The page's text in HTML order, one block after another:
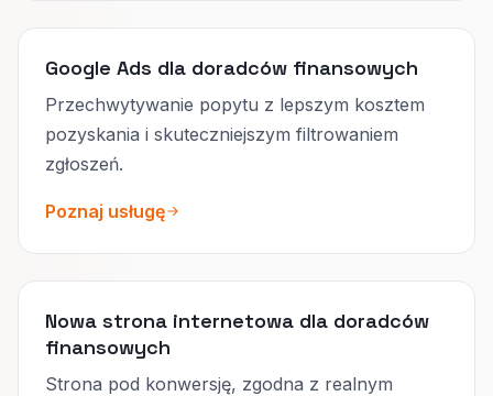
Google Ads dla doradców finansowych
Przechwytywanie popytu z lepszym kosztem
pozyskania i skuteczniejszym filtrowaniem
zgłoszeń.
Poznaj usługę
Nowa strona internetowa dla doradców
finansowych
Strona pod konwersję, zgodna z realnym